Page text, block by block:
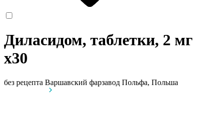
Диласидом, таблетки, 2 мг
x30
без рецепта Варшавский фарзавод Польфа, Польша